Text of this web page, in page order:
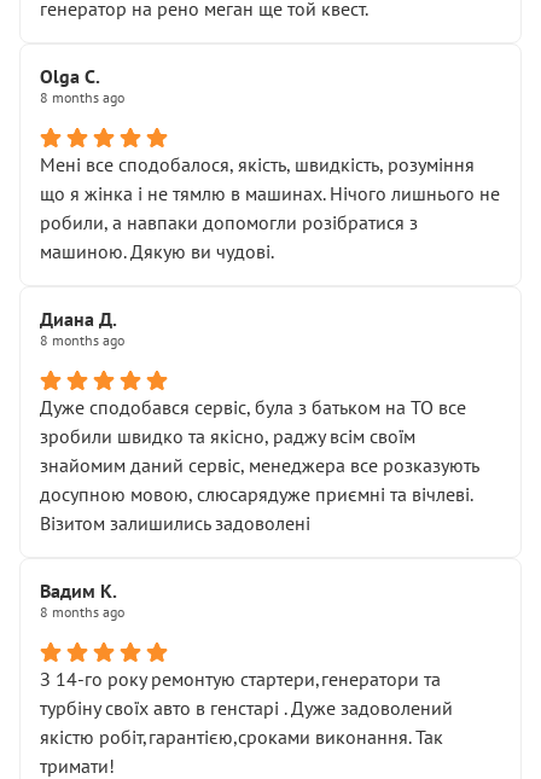
Стосовно комунікації - все добре
генератор на рено меган ще той квест.
Olga С.
8 months ago
Мені все сподобалося, якість, швидкість, розуміння
що я жінка і не тямлю в машинах. Нічого лишнього не
робили, а навпаки допомогли розібратися з
машиною. Дякую ви чудові.
Диана Д.
8 months ago
Дуже сподобався сервіс, була з батьком на ТО все
зробили швидко та якісно, раджу всім своїм
знайомим даний сервіс, менеджера все розказують
досупною мовою, слюсарядуже приємні та вічлеві.
Візитом залишились задоволені
Вадим К.
8 months ago
З 14-го року ремонтую стартери,генератори та
турбіну своїх авто в генстарі . Дуже задоволений
якістю робіт,гарантією,сроками виконання. Так
тримати!